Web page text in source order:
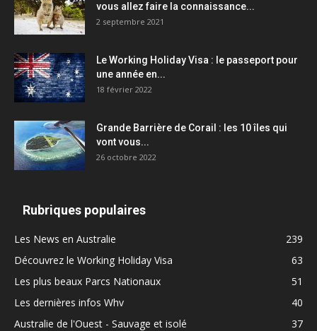
vous allez faire la connaissance...
2 septembre 2021
Le Working Holiday Visa : le passeport pour
une année en...
18 février 2022
Grande Barrière de Corail : les 10 îles qui
vont vous...
26 octobre 2022
Rubriques populaires
Les News en Australie
239
Découvrez le Working Holiday Visa
63
Les plus beaux Parcs Nationaux
51
Les dernières infos Whv
40
Australie de l'Ouest - Sauvage et isolé
37